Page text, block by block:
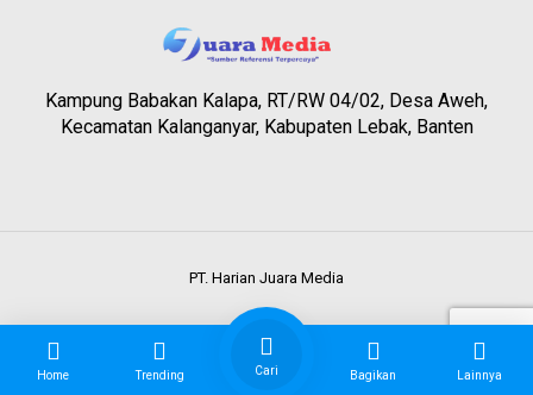
Kampung Babakan Kalapa, RT/RW 04/02, Desa Aweh,
Kecamatan Kalanganyar, Kabupaten Lebak, Banten
PT. Harian Juara Media
Home Trending Cari Bagikan Lainnya